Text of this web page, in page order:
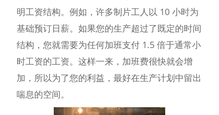
明工资结构。例如，许多制片工人以 10 小时为
基础预订日薪。如果您的生产超过了既定的时间
结构，您就需要为任何加班支付 1.5 倍于通常小
时工资的工资。这样一来，加班费很快就会增
加，所以为了您的利益，最好在生产计划中留出
喘息的空间。